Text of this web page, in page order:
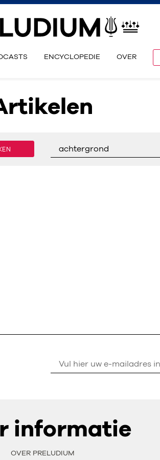
ENCYCLOPEDIE OVER
achtergrond
informatie
OVER PRELUDIUM